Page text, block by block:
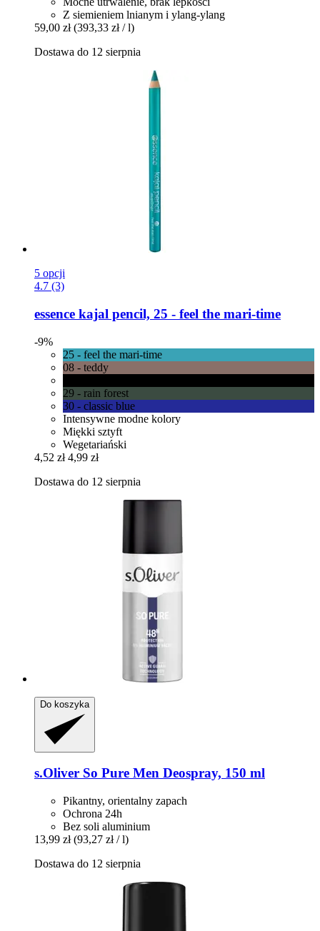
Z siemieniem lnianym i ylang-ylang
59,00 zł (393,33 zł / l)
Dostawa do 12 sierpnia
5 opcji
4.7 (3)
essence kajal pencil, 25 -​ feel the mari-​time
-9%
25 - feel the mari-time
08 - teddy
29 - rain forest
30 - classic blue
Intensywne modne kolory
Miękki sztyft
Wegetariański
4,52 zł 4,99 zł
Dostawa do 12 sierpnia
Do koszyka
s.Oliver So Pure Men Deospray, 150 ml
Pikantny, orientalny zapach
Ochrona 24h
Bez soli aluminium
13,99 zł (93,27 zł / l)
Dostawa do 12 sierpnia